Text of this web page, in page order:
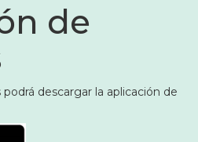
de
descargar la aplicación de